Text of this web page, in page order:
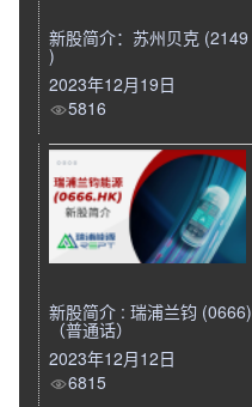
新股简介：苏州贝克 (2149
)
2023年12月19日
5816
新股简介 : 瑞浦兰钧 (0666)
（普通话）
2023年12月12日
6815